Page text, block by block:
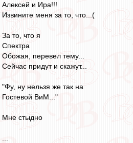
Алексей и Ира!!!
Извините меня за то, что...(
За то, что я
Спектра
Обожая, перевел тему...
Сейчас придут и скажут...
"Фу, ну нельзя же так на
Гостевой ВиМ..."
Мне стыдно
...